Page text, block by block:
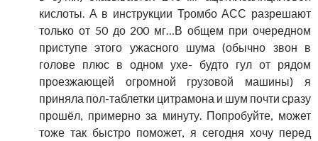
кислоты. А в инструкции Тромбо АСС разрешают
только от 50 до 200 мг…В общем при очередном
приступе этого ужасного шума (обычно звон в
голове плюс в одном ухе- будто гул от рядом
проезжающей огромной грузовой машины) я
приняла пол-таблетки цитрамона и шум почти сразу
прошёл, примерно за минуту. Попробуйте, может
тоже так быстро поможет, я сегодня хочу перед